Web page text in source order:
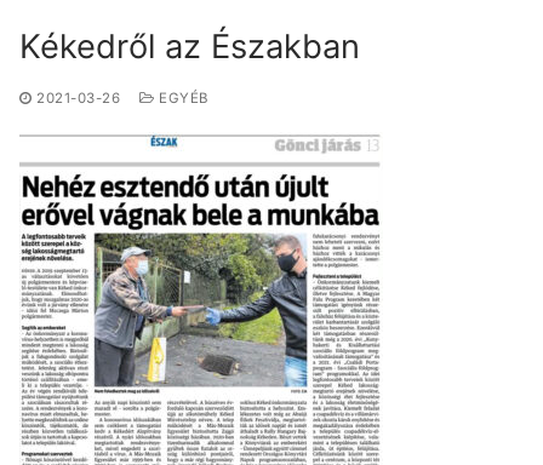
Kékedről az Északban
2021-03-26 EGYÉB